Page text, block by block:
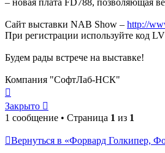
– новая плата FD788, позволяющая
Сайт выставки NAB Show – http://
При регистрации используйте код
Будем рады встрече на выставке!
Компания "СофтЛаб-НСК"
началу
Закрыто
1 сообщение • Страница 1 из 1
Вернуться в «Форвард Голкипер,